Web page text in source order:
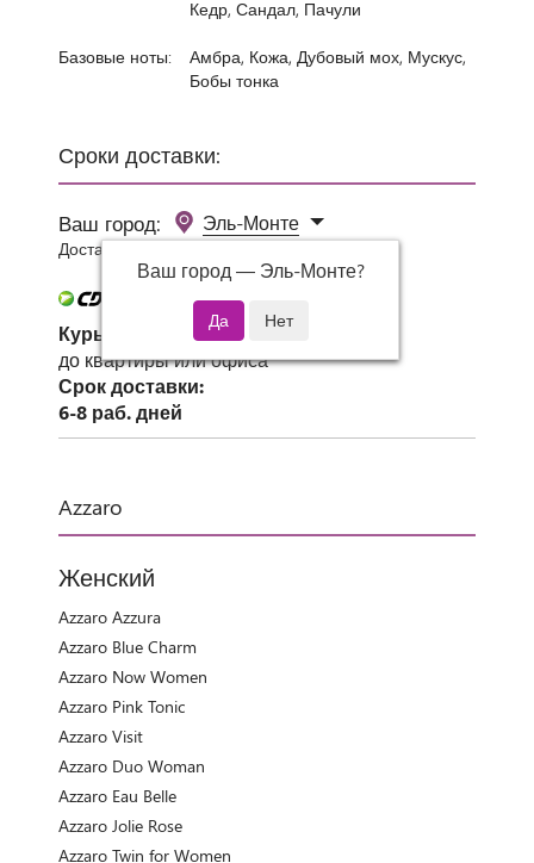
Сроки доставки:
Ваш город:
Эль-Монте
Ваш город — Эль-Монте?
Доставка 0 руб при заказе от 3000 руб.
Курьер СДЭК
до квартиры или офиса
Срок доставки:
6-8 раб. дней
Azzaro
Женский
Azzaro Azzura
Azzaro Blue Charm
Azzaro Now Women
Azzaro Pink Tonic
Azzaro Visit
Azzaro Duo Woman
Azzaro Eau Belle
Azzaro Jolie Rose
Azzaro Twin for Women
Кедр, Сандал, Пачули
Базовые ноты:
Амбра, Кожа, Дубовый мох, Мускус,
Бобы тонка